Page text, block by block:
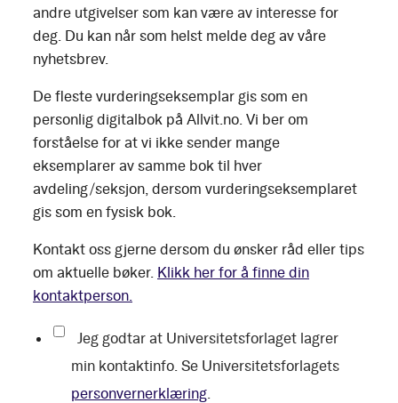
andre utgivelser som kan være av interesse for
deg. Du kan når som helst melde deg av våre
nyhetsbrev.
De fleste vurderingseksemplar gis som en
personlig digitalbok på Allvit.no. Vi ber om
forståelse for at vi ikke sender mange
eksemplarer av samme bok til hver
avdeling/seksjon, dersom vurderingseksemplaret
gis som en fysisk bok.
Kontakt oss gjerne dersom du ønsker råd eller tips
om aktuelle bøker. Klikk her for å finne din
kontaktperson.
Jeg godtar at Universitetsforlaget lagrer
min kontaktinfo. Se Universitetsforlagets
personvernerklæring